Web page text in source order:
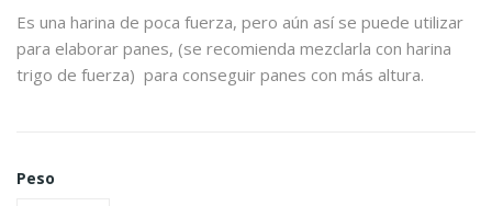
Es una harina de poca fuerza, pero aún así se puede utilizar
para elaborar panes, (se recomienda mezclarla con harina
trigo de fuerza) para conseguir panes con más altura.
Peso